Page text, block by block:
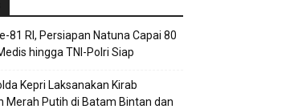
81 RI, Persiapan Natuna Capai 80
hingga TNI-Polri Siap
Kepri Laksanakan Kirab
Merah Putih di Batam Bintan dan